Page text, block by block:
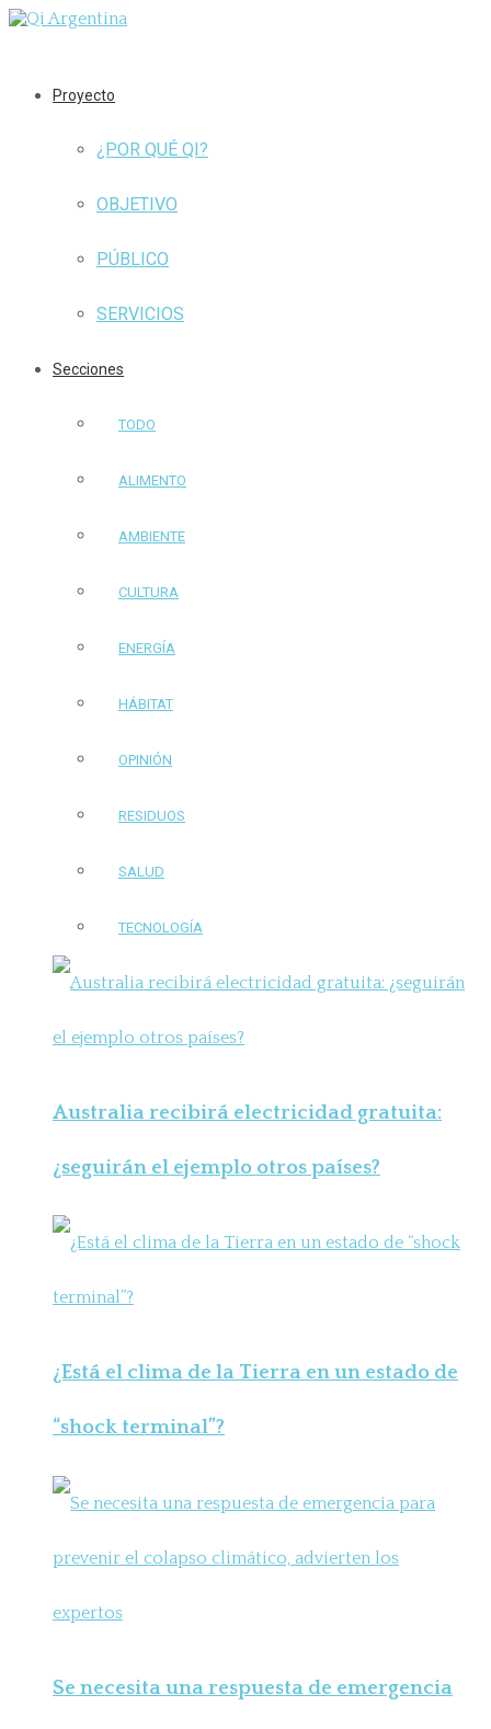
Proyecto
¿POR QUÉ QI?
OBJETIVO
PÚBLICO
SERVICIOS
Secciones
TODO
ALIMENTO
AMBIENTE
CULTURA
ENERGÍA
HÁBITAT
OPINIÓN
RESIDUOS
SALUD
TECNOLOGÍA
Australia recibirá electricidad gratuita:
¿seguirán el ejemplo otros países?
¿Está el clima de la Tierra en un estado de
“shock terminal”?
Se necesita una respuesta de emergencia